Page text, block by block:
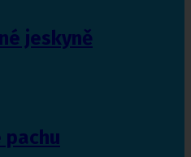
jeskyně
pachu